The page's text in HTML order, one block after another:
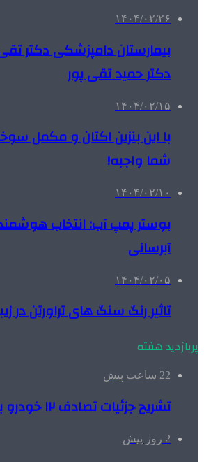
۱۴۰۴/۰۲/۲۶
بیمارستان دامپزشکی دکتر
دکتر حمید تقی پور
۱۴۰۴/۰۲/۱۵
با این بنزین اکتان و مکمل
شما واجبه!
۱۴۰۴/۰۲/۱۰
بوستر پمپ آب: انتخاب
آبرسانی
۱۴۰۴/۰۲/۰۵
تاثیر رنگ سنگ های تراورتن در
پربازدید هفته
22 ساعت پیش
تشریح جزئیات تصادف ۱۲ خودرو با ۱۹ مصدوم
2 روز پیش